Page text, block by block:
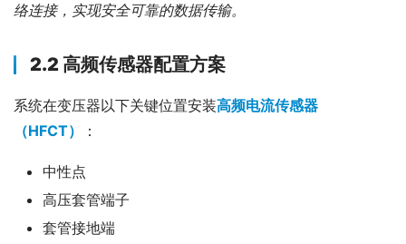
络连接，实现安全可靠的数据传输。
2.2 高频传感器配置方案
系统在变压器以下关键位置安装高频电流传感器
（HFCT）
：
中性点
高压套管端子
套管接地端